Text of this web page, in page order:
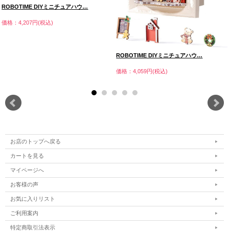
ROBOTIME DIYミニチュアハウ…
価格：4,207円(税込)
ROBOTIME DIYミニチュアハウ…
価格：4,059円(税込)
お店のトップへ戻る
カートを見る
マイページへ
お客様の声
お気に入りリスト
ご利用案内
特定商取引法表示